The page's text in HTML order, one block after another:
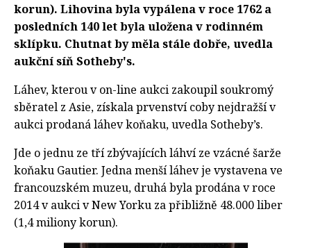
korun). Lihovina byla vypálena v roce 1762 a
posledních 140 let byla uložena v rodinném
sklípku. Chutnat by měla stále dobře, uvedla
aukční síň Sotheby's.
Láhev, kterou v on-line aukci zakoupil soukromý
sběratel z Asie, získala prvenství coby nejdražší v
aukci prodaná láhev koňaku, uvedla Sotheby’s.
Jde o jednu ze tří zbývajících láhví ze vzácné šarže
koňaku Gautier. Jedna menší láhev je vystavena ve
francouzském muzeu, druhá byla prodána v roce
2014 v aukci v New Yorku za přibližně 48.000 liber
(1,4 miliony korun).